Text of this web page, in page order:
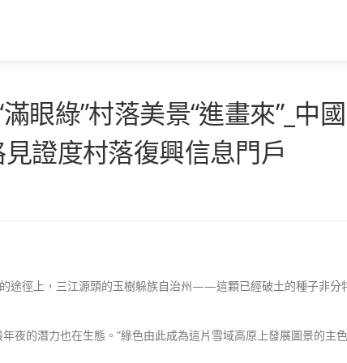
眼綠”村落美景“進畫來”_中國
證度村落復興信息門戶
途徑上，三江源頭的玉樹躲族自治州——這顆已經破土的種子非分
夜的潛力也在生態。”綠色由此成為這片雪域高原上發展圖景的主色